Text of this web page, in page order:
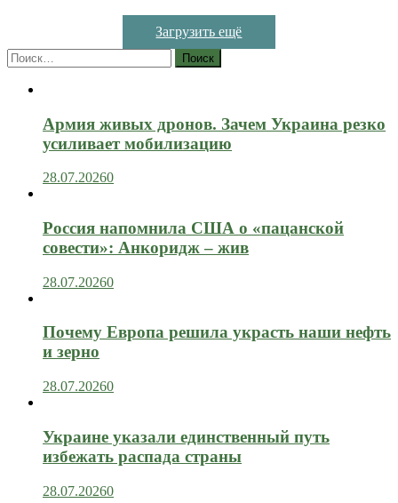
Загрузить ещё
Найти:
Армия живых дронов. Зачем Украина резко
усиливает мобилизацию
28.07.20260
Россия напомнила США о «пацанской
совести»: Анкоридж – жив
28.07.20260
Почему Европа решила украсть наши нефть
и зерно
28.07.20260
Украине указали единственный путь
избежать распада страны
28.07.20260